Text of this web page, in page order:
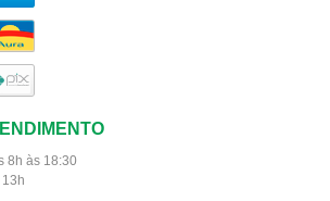
8h às 18:30